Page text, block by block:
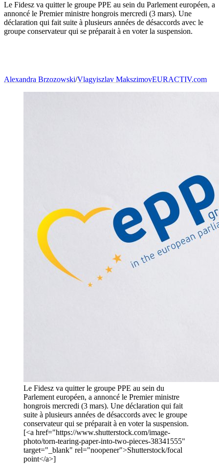
Le Fidesz va quitter le groupe PPE au sein du Parlement européen, a
annoncé le Premier ministre hongrois mercredi (3 mars). Une
déclaration qui fait suite à plusieurs années de désaccords avec le
groupe conservateur qui se préparait à en voter la suspension.
Alexandra Brzozowski/Vlagyiszlav MakszimovEURACTIV.com
Le Fidesz va quitter le groupe PPE au sein du
Parlement européen, a annoncé le Premier ministre
hongrois mercredi (3 mars). Une déclaration qui fait
suite à plusieurs années de désaccords avec le groupe
conservateur qui se préparait à en voter la suspension.
[<a href="https://www.shutterstock.com/image-
photo/torn-tearing-paper-into-two-pieces-38341555"
target="_blank" rel="noopener">Shutterstock/focal
point</a>]